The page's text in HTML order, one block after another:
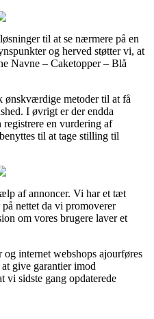
til at se nærmere på en
og herved støtter vi, at
Navne – Caketopper – Blå
ønskværdige metoder til at få
I øvrigt er der endda
en vurdering af
til at tage stilling til
af annoncer. Vi har et tæt
nettet da vi promoverer
om vores brugere laver et
internet webshops ajourføres
give garantier imod
vi sidste gang opdaterede